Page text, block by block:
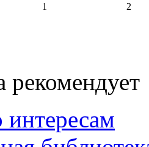
1 2
рекомендует